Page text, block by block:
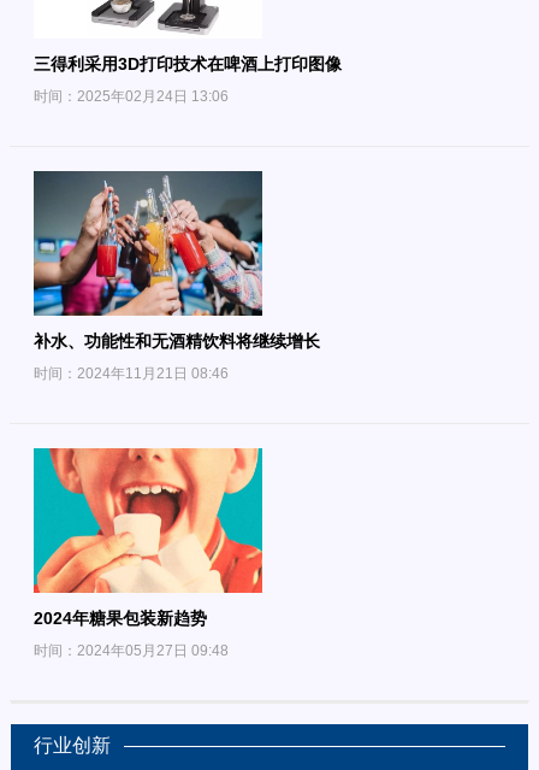
三得利采用3D打印技术在啤酒上打印图像
时间：2025年02月24日 13:06
补水、功能性和无酒精饮料将继续增长
时间：2024年11月21日 08:46
2024年糖果包装新趋势
时间：2024年05月27日 09:48
行业创新